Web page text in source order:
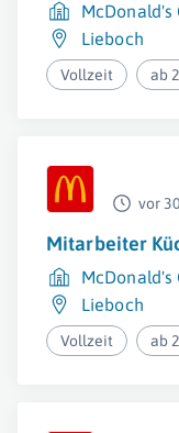
McDonald's
Lieboch
Vollzeit ab
vor
Mitarbeiter
McDonald's
Lieboch
Vollzeit ab